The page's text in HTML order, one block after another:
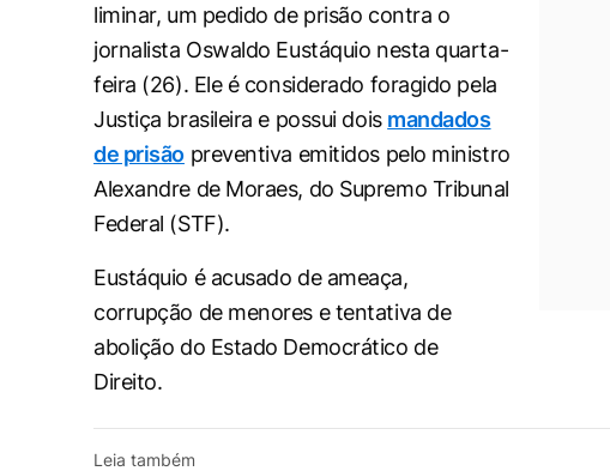
liminar, um pedido de prisão contra o
jornalista Oswaldo Eustáquio nesta quarta-
feira (26). Ele é considerado foragido pela
Justiça brasileira e possui dois mandados
de prisãopreventiva emitidos pelo ministro
Alexandre de Moraes, do Supremo Tribunal
Federal (STF).
Eustáquio é acusado de ameaça,
corrupção de menores e tentativa de
abolição do Estado Democrático de
Direito.
Leia também